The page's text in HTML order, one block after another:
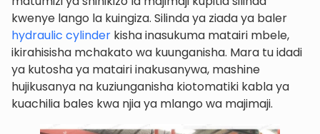
kwenye lango la kuingiza. Silinda ya ziada ya baler
hydraulic cylinder kisha inasukuma matairi mbele,
ikirahisisha mchakato wa kuunganisha. Mara tu idadi
ya kutosha ya matairi inakusanywa, mashine
hujikusanya na kuziunganisha kiotomatiki kabla ya
kuachilia bales kwa njia ya mlango wa majimaji.